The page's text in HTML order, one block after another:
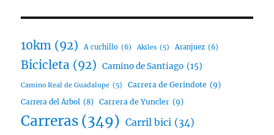
10km (92) A cuchillo (6) Akiles (5) Aranjuez (6)
Bicicleta (92) Camino de Santiago (15)
Camino Real de Guadalupe (5) Carrera de Gerindote (9)
Carrera del Árbol (8) Carrera de Yuncler (9)
Carreras (349) Carril bici (34)